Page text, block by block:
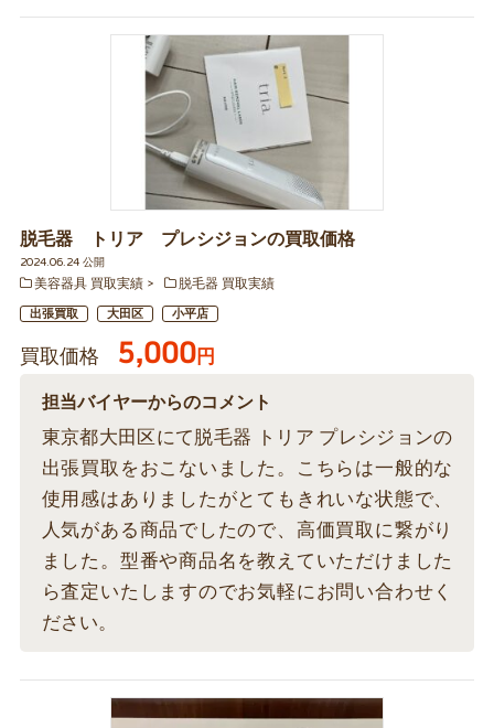
脱毛器 トリア プレシジョンの買取価格
2024.06.24 公開
美容器具 買取実績
脱毛器 買取実績
出張買取 大田区 小平店
買取価格 5,000円
担当バイヤーからのコメント
東京都大田区にて脱毛器 トリア プレシジョンの
出張買取をおこないました。こちらは一般的な
使用感はありましたがとてもきれいな状態で、
人気がある商品でしたので、高価買取に繋がり
ました。型番や商品名を教えていただけました
ら査定いたしますのでお気軽にお問い合わせく
ださい。